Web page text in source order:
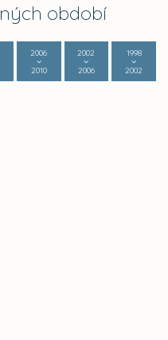
období
2006
2010
2002
2006
1998
2002